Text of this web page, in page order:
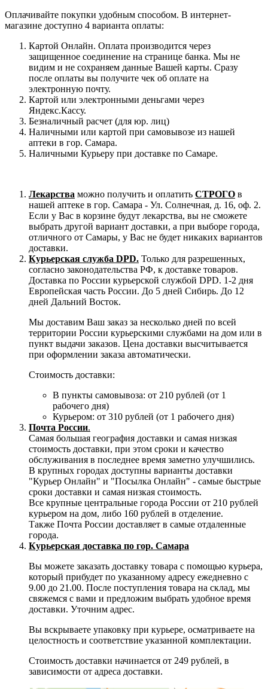
Оплачивайте покупки удобным способом. В интернет-
магазине доступно 4 варианта оплаты:
Картой Онлайн. Оплата производится через
защищенное соединение на странице банка. Мы не
видим и не сохраняем данные Вашей карты. Сразу
после оплаты вы получите чек об оплате на
электронную почту.
Картой или электронными деньгами через
Яндекс.Кассу.
Безналичный расчет (для юр. лиц)
Наличными или картой при самовывозе из нашей
аптеки в гор. Самара.
Наличными Курьеру при доставке по Самаре.
Лекарства можно получить и оплатить СТРОГО в
нашей аптеке в гор. Самара - Ул. Солнечная, д. 16, оф. 2.
Если у Вас в корзине будут лекарства, вы не сможете
выбрать другой вариант доставки, а при выборе города,
отличного от Самары, у Вас не будет никаких вариантов
доставки.
Курьерская служба DPD. Только для разрешенных,
согласно законодательства РФ, к доставке товаров.
Доставка по России курьерской службой DPD. 1-2 дня
Европейская часть России. До 5 дней Сибирь. До 12
дней Дальний Восток.
Мы доставим Ваш заказ за несколько дней по всей
территории России курьерскими службами на дом или в
пункт выдачи заказов. Цена доставки высчитывается
при оформлении заказа автоматически.
Стоимость доставки:
В пункты самовывоза: от 210 рублей (от 1
рабочего дня)
Курьером: от 310 рублей (от 1 рабочего дня)
Почта России.
Самая большая география доставки и самая низкая
стоимость доставки, при этом сроки и качество
обслуживания в последнее время заметно улучшились.
В крупных городах доступны варианты доставки
"Курьер Онлайн" и "Посылка Онлайн" - самые быстрые
сроки доставки и самая низкая стоимость.
Все крупные центральные города России от 210 рублей
курьером на дом, либо 160 рублей в отделение.
Также Почта России доставляет в самые отдаленные
города.
Курьерская доставка по гор. Самара
Вы можете заказать доставку товара с помощью курьера,
который прибудет по указанному адресу ежедневно с
9.00 до 21.00. После поступления товара на склад, мы
свяжемся с вами и предложим выбрать удобное время
доставки. Уточним адрес.
Вы вскрываете упаковку при курьере, осматриваете на
целостность и соответствие указанной комплектации.
Стоимость доставки начинается от 249 рублей, в
зависимости от адреса доставки.